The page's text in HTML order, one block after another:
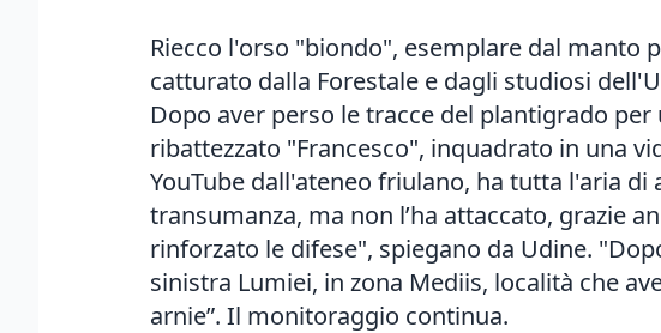
Riecco l'orso "biondo", esemplare dal manto
catturato dalla Forestale e dagli studiosi
Dopo aver perso le tracce del plantigrado
ribattezzato "Francesco", inquadrato in una
YouTube dall'ateneo friulano, ha tutta l'aria di
transumanza, ma non l’ha attaccato, grazie
rinforzato le difese", spiegano da Udine.
sinistra Lumiei, in zona Mediis, località che
arnie”. Il monitoraggio continua.